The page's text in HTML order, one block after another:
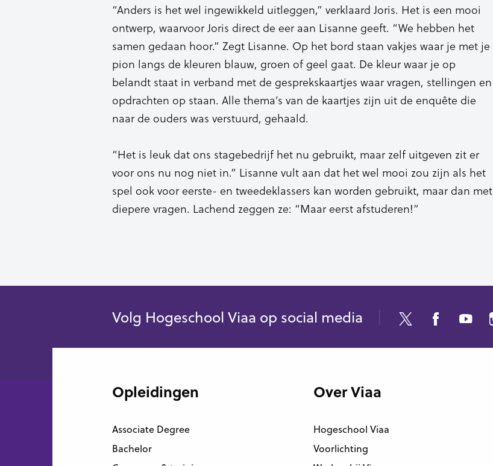
“Anders is het wel ingewikkeld uitleggen,” verklaard Joris. Het is een mooi
ontwerp, waarvoor Joris direct de eer aan Lisanne geeft. “We hebben het
samen gedaan hoor.” Zegt Lisanne. Op het bord staan vakjes waar je met je
pion langs de kleuren blauw, groen of geel gaat. De kleur waar je op
belandt staat in verband met de gesprekskaartjes waar vragen, stellingen en
opdrachten op staan. Alle thema’s van de kaartjes zijn uit de enquête die
naar de ouders was verstuurd, gehaald.
“Het is leuk dat ons stagebedrijf het nu gebruikt, maar zelf uitgeven zit er
voor ons nu nog niet in.” Lisanne vult aan dat het wel mooi zou zijn als het
spel ook voor eerste- en tweedeklassers kan worden gebruikt, maar dan met
diepere vragen. Lachend zeggen ze: “Maar eerst afstuderen!”
Volg Hogeschool Viaa op social media
Opleidingen
Associate Degree
Bachelor
Over Viaa
Hogeschool Viaa
Voorlichting